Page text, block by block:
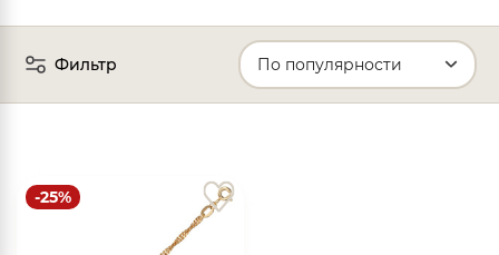
Фильтр
-25%
ГРАФИК ПЛАТЕЖЕЙ
25%